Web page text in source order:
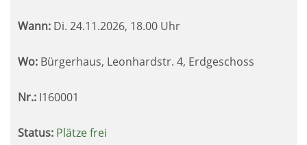
Wann: Di. 24.11.2026, 18.00 Uhr
Wo: Bürgerhaus, Leonhardstr. 4, Erdgeschoss
Nr.: I160001
Status: Plätze frei